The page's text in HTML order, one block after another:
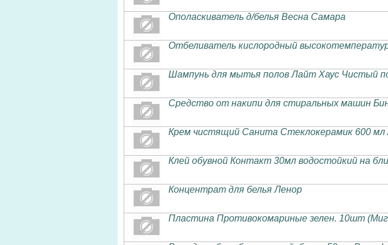
Ополаскиватель д/белья Весна Самара
Отбеливатель кислородный
Шампунь для мытья полов Лайт Хаус Чистый
Средство от накипи для стиральных машин
Крем чистящий Санита Стеклокерамик 600 мл
Клей обувной Контакт 30мл водостойкий на
Концентрат для белья Ленор
Пластина Противокомариные зелен. 10шт